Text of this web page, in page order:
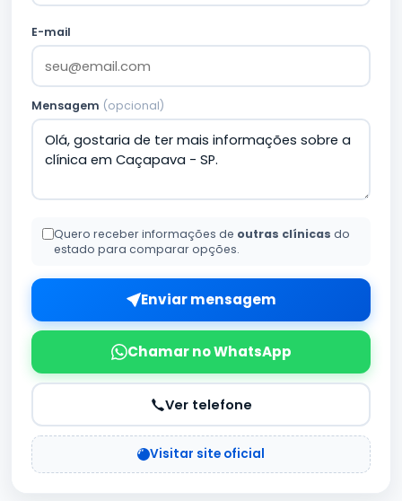
E-mail
Mensagem (opcional)
Quero receber informações de outras clínicas do
estado para comparar opções.
Enviar mensagem
Chamar no WhatsApp
Ver telefone
Visitar site oficial